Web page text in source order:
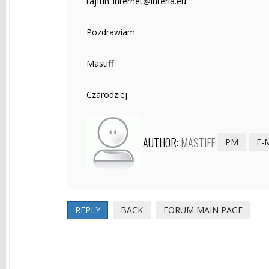
Pozdrawiam
Mastiff
------------------------------------------------
Czarodziej
AUTHOR: MASTIFF PM E-
REPLY BACK FORUM MAIN PAGE